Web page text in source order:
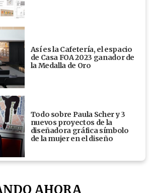
Así es la Cafetería, el espacio
de Casa FOA 2023 ganador de
la Medalla de Oro
Todo sobre Paula Scher y 3
nuevos proyectos de la
diseñadora gráfica símbolo
de la mujer en el diseño
AHORA